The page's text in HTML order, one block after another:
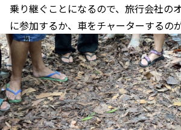
乗り継ぐことになるので、旅行会社の
に参加するか、車をチャーターするの